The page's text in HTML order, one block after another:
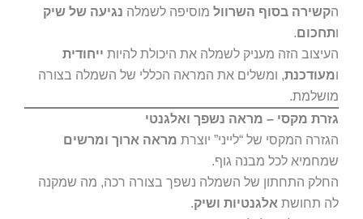
הקשירה בסוף השרוול מוסיפה לשמלה נגיעה של שיק
ותחכום.
העיצוב הזה מעניק לשמלה את היכולת להיות ייחודית
ומעודכנת, ומשלים את המראה הכללי של השמלה בצורה
מושלמת.
גזרת מקסי – מראה נשפך ואלגנטי
הגזרה המקסי של “לייני” יוצרת מראה ארוך ומרשים
שמחמיא לכל מבנה גוף.
החלק התחתון של השמלה נשפך בצורה רכה, מה שמקנה
לה תחושת אלגנטיות ושיק.